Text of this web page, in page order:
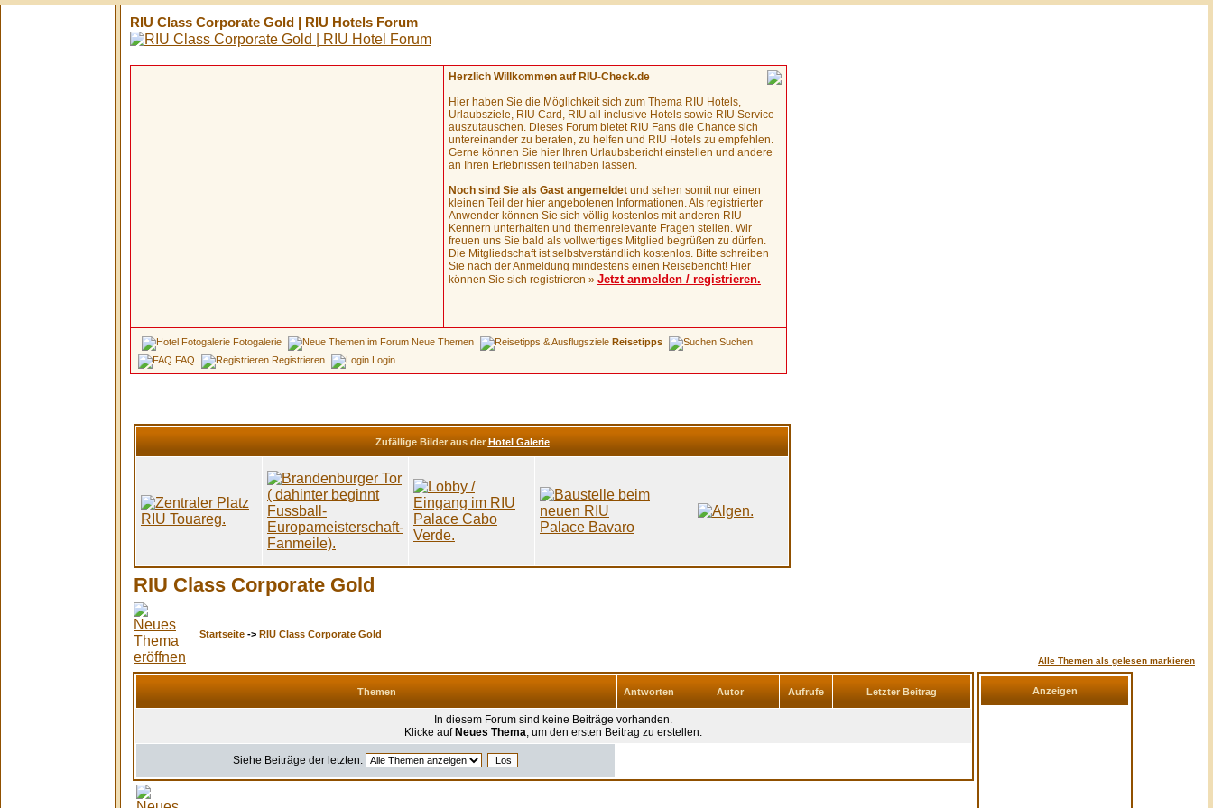
RIU Class Corporate Gold | RIU Hotels Forum
Herzlich Willkommen auf RIU-Check.de
Hier haben Sie die Möglichkeit sich zum Thema RIU Hotels,
Urlaubsziele, RIU Card, RIU all inclusive Hotels sowie RIU Service
auszutauschen. Dieses Forum bietet RIU Fans die Chance sich
untereinander zu beraten, zu helfen und RIU Hotels zu empfehlen.
Gerne können Sie hier Ihren Urlaubsbericht einstellen und andere
an Ihren Erlebnissen teilhaben lassen.
Noch sind Sie als Gast angemeldet und sehen somit nur einen
kleinen Teil der hier angebotenen Informationen. Als registrierter
Anwender können Sie sich völlig kostenlos mit anderen RIU
Kennern unterhalten und themenrelevante Fragen stellen. Wir
freuen uns Sie bald als vollwertiges Mitglied begrüßen zu dürfen.
Die Mitgliedschaft ist selbstverständlich kostenlos. Bitte schreiben
Sie nach der Anmeldung mindestens einen Reisebericht! Hier
können Sie sich registrieren » Jetzt anmelden / registrieren.
Fotogalerie Neue Themen Reisetipps
Suchen
FAQ
Registrieren Login
Zufällige Bilder aus der Hotel Galerie
RIU Class Corporate Gold
Startseite -> RIU Class Corporate Gold
Alle Themen als gelesen markieren
Themen Antworten Autor Aufrufe Letzter Beitrag
In diesem Forum sind keine Beiträge vorhanden.
Klicke auf Neues Thema, um den ersten Beitrag zu erstellen.
Siehe Beiträge der letzten:
Anzeigen